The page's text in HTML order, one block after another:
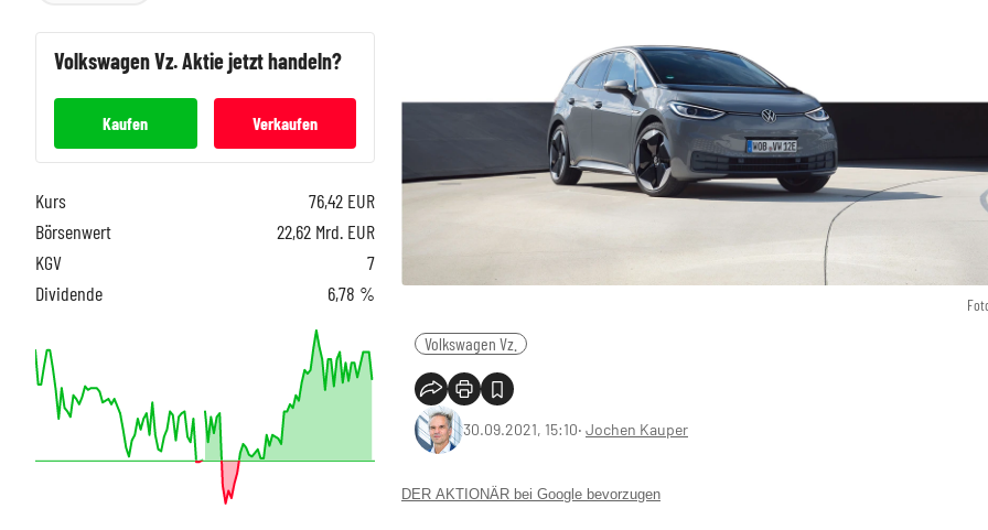
Volkswagen Vz.
30.09.2021, 15:10‧ Jochen Kauper
DER AKTIONÄR bei Google bevorzugen
Volkswagen Vz.Aktie jetzt handeln?
Kaufen Verkaufen
Kurs 76,42 EUR
Börsenwert
22,62 Mrd. EUR
KGV
7
Dividende
6,78 %